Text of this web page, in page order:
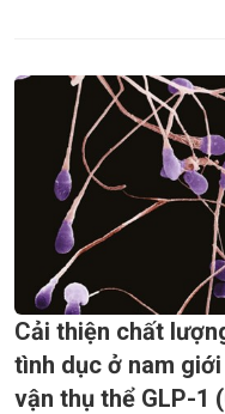
Cải thiện chất
tình dục ở nam
vận thụ thể GLP-1